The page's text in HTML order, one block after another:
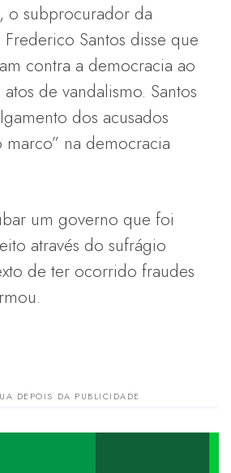
o subprocurador da
Santos disse que
contra a democracia ao
de vandalismo. Santos
dos acusados
marco” na democracia
um governo que foi
através do sufrágio
de ter ocorrido fraudes